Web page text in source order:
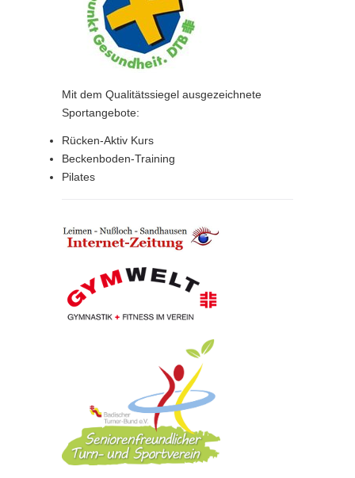
Mit dem Qualitätssiegel ausgezeichnete
Sportangebote:
Rücken-Aktiv Kurs
Beckenboden-Training
Pilates